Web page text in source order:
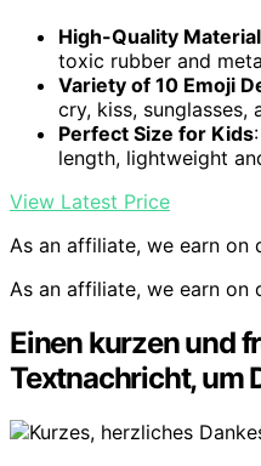
High-Quality
toxic rubber and
Variety of 10 Emoji
cry, kiss, sunglasses,
Perfect Size for Kids
length, lightweight
View Latest Price
As an affiliate, we earn on
As an affiliate, we earn on
Einen kurzen und
Textnachricht, um